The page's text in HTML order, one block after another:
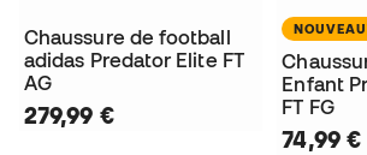
Chaussure de football
adidas Predator Elite FT
AG
279,99 €
Enfant
FT FG
74,99 €